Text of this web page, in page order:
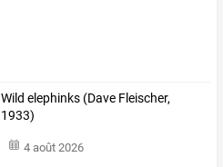
Wild elephinks (Dave Fleischer,
1933)
4 août 2026